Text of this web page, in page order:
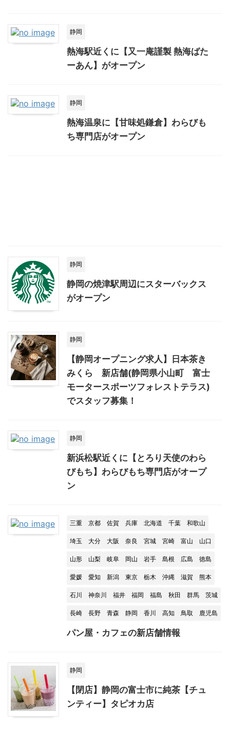
静岡
熱海駅近くに【又一庵謹製 熱海ばた
ーあん】がオープン
静岡
熱海温泉に【甘味処鎌倉】わらびも
ち専門店がオープン
静岡
静岡の焼津駅周辺にスターバックス
がオープン
静岡
【静岡オープニング求人】日本茶き
みくら 新店舗(静岡県小山町 富士
モータースポーツフォレストテラス)
でスタッフ募集！
静岡
新浜松駅近くに【とろり天使のわら
びもち】わらびもち専門店がオープ
ン
三重 京都 佐賀 兵庫 北海道 千葉 和歌山
埼玉 大分 大阪 奈良 宮城 宮崎 富山 山口
山形 山梨 岐阜 岡山 岩手 島根 広島 徳島
愛媛 愛知 新潟 東京 栃木 沖縄 滋賀 熊本
石川 神奈川 福井 福岡 福島 秋田 群馬 茨城
長崎 長野 青森 静岡 香川 高知 鳥取 鹿児島
パン屋・カフェの新店舗情報
静岡
【閉店】静岡の富士市に純茶【チュ
ンティー】タピオカ店